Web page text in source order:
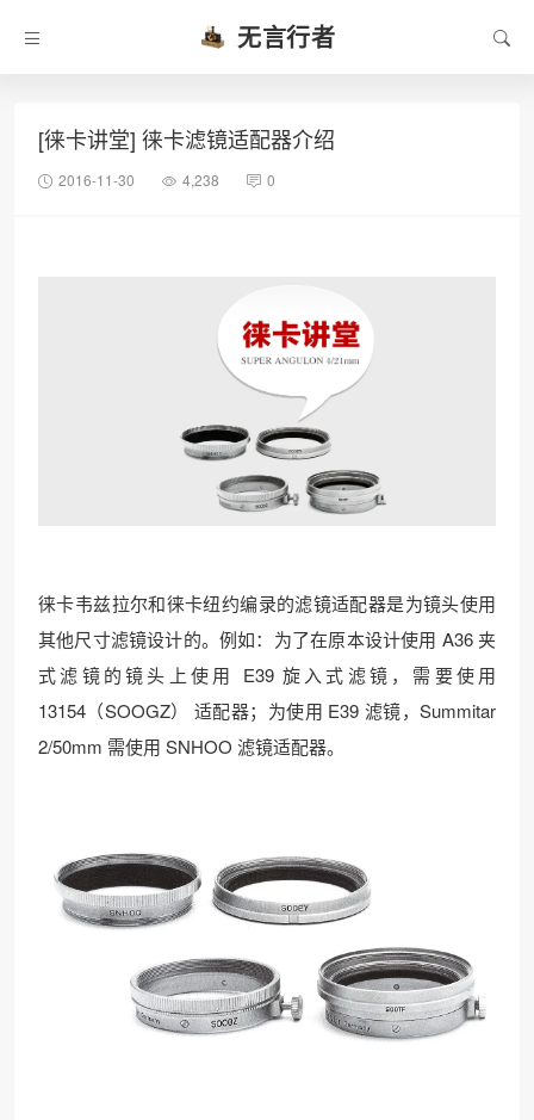
无言行者
[徕卡讲堂] 徕卡滤镜适配器介绍
2016-11-30 4,238 0
徕卡韦兹拉尔和徕卡纽约编录的滤镜适配器是为镜头使用
其他尺寸滤镜设计的。例如：为了在原本设计使用 A36 夹
式滤镜的镜头上使用 E39 旋入式滤镜，需要使用
13154（SOOGZ） 适配器；为使用 E39 滤镜，Summitar
2/50mm 需使用 SNHOO 滤镜适配器。